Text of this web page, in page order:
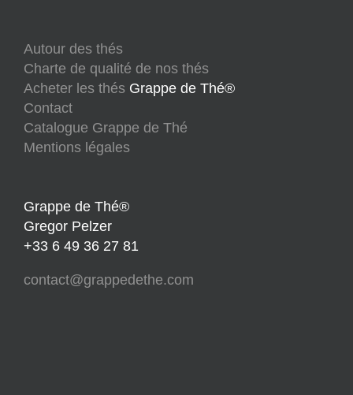
Autour des thés
Charte de qualité de nos thés
Acheter les thés Grappe de Thé®
Contact
Catalogue Grappe de Thé
Mentions légales
Grappe de Thé®
Gregor Pelzer
+33 6 49 36 27 81
contact@grappedethe.com